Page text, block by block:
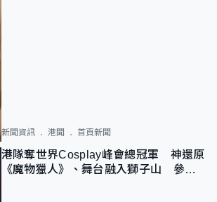
新聞資訊 港聞 首頁新聞
港隊奪世界Cosplay峰會總冠軍 神還原
《魔物獵人》、舞台融入獅子山 參賽